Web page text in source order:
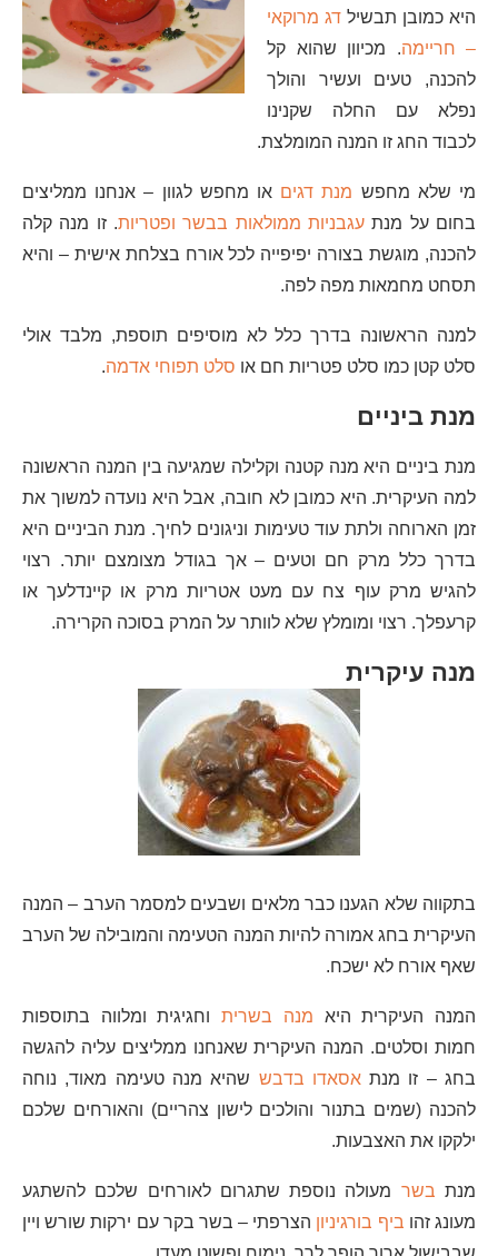
היא כמובן תבשיל דג מרוקאי
– חריימה. מכיוון שהוא קל
להכנה, טעים ועשיר והולך
נפלא עם החלה שקנינו
לכבוד החג זו המנה המומלצת.
מי שלא מחפש מנת דגים או מחפש לגוון – אנחנו ממליצים
בחום על מנת עגבניות ממולאות בבשר ופטריות. זו מנה קלה
להכנה, מוגשת בצורה יפיפייה לכל אורח בצלחת אישית – והיא
תסחט מחמאות מפה לפה.
למנה הראשונה בדרך כלל לא מוסיפים תוספת, מלבד אולי
סלט קטן כמו סלט פטריות חם או סלט תפוחי אדמה.
מנת ביניים
מנת ביניים היא מנה קטנה וקלילה שמגיעה בין המנה הראשונה
למה העיקרית. היא כמובן לא חובה, אבל היא נועדה למשוך את
זמן הארוחה ולתת עוד טעימות וניגונים לחיך. מנת הביניים היא
בדרך כלל מרק חם וטעים – אך בגודל מצומצם יותר. רצוי
להגיש מרק עוף צח עם מעט אטריות מרק או קיינדלעך או
קרעפלך. רצוי ומומלץ שלא לוותר על המרק בסוכה הקרירה.
מנה עיקרית
בתקווה שלא הגענו כבר מלאים ושבעים למסמר הערב – המנה
העיקרית בחג אמורה להיות המנה הטעימה והמובילה של הערב
שאף אורח לא ישכח.
המנה העיקרית היא מנה בשריתוחגיגית ומלווה בתוספות
חמות וסלטים. המנה העיקרית שאנחנו ממליצים עליה להגשה
בחג – זו מנתאסאדו בדבש שהיא מנה טעימה מאוד, נוחה
להכנה (שמים בתנור והולכים לישון צהריים) והאורחים שלכם
ילקקו את האצבעות.
מנת בשר מעולה נוספת שתגרום לאורחים שלכם להשתגע
מעונג זהו ביף בורגיניון הצרפתי – בשר בקר עם ירקות שורש ויין